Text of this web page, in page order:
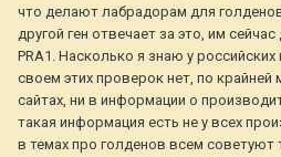
что делают лабрадорам для
другой ген отвечает за это, им
PRA1. Насколько я знаю у
своем этих проверок нет, по крайней
сайтах, ни в информации о
такая информация есть не у всех
в темах про голденов всем советуют